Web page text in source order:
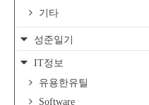
기타
성준일기
IT정보
유용한유틸
Software